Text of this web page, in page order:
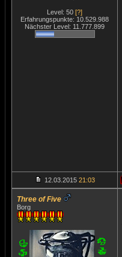
Level: 50 [?]
Erfahrungspunkte: 10.529.988
Nächster Level: 11.777.899
12.03.2015 21:03
Three of Five
Borg